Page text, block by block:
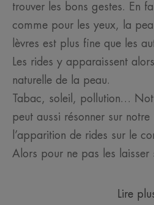
trouver les bons gestes. En
comme pour les yeux, la
lèvres est plus fine que les
Les rides y apparaissent
naturelle de la peau.
Tabac, soleil, pollution…
peut aussi résonner sur
l’apparition de rides sur le
Alors pour ne pas les laisser
Lire